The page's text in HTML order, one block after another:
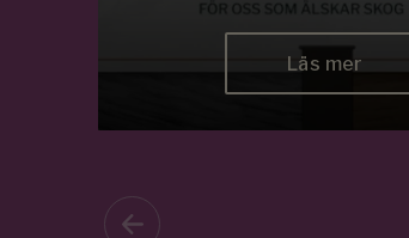
Läs mer